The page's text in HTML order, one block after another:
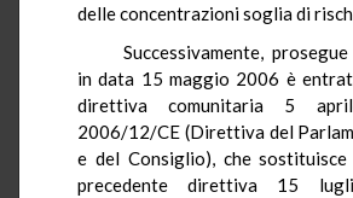
delle concentrazioni soglia di
Successivamente,
in data 15 maggio 2006 è
direttiva comunitaria 5
2006/12/CE (Direttiva del
e del Consiglio), che
precedente direttiva 15